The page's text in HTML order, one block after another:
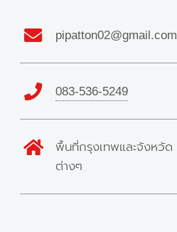
pipatton02@gmail.com
083-536-5249
พื้นที่กรุงเทพและจังหวัด
ต่างๆ